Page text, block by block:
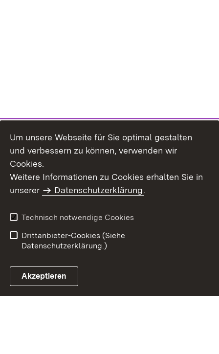
Um unsere Webseite für Sie optimal gestalten
und verbessern zu können, verwenden wir
Cookies.
Weitere Informationen zu Cookies erhalten Sie in
unserer
Datenschutzerklärung.
Technisch notwendige Cookies
Drittanbieter-Cookies (Siehe
Datenschutzerklärung.)
Akzeptieren